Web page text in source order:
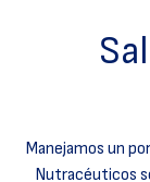
Manejamos un
Nutracéuticos